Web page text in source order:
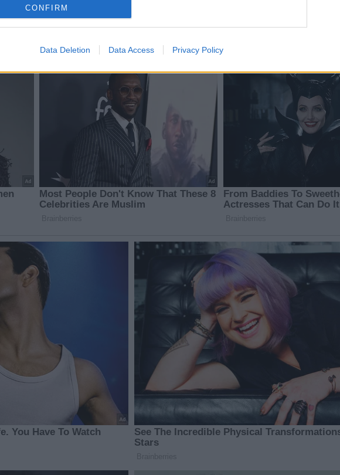
CONFIRM
Data Deletion Data Access Privacy Policy